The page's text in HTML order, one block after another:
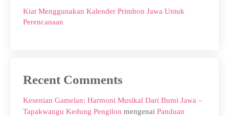
Kiat Menggunakan Kalender Primbon Jawa Untuk
Perencanaan
Recent Comments
Kesenian Gamelan: Harmoni Musikal Dari Bumi Jawa –
Tapakwangu Kedung Pengilon mengenai Panduan